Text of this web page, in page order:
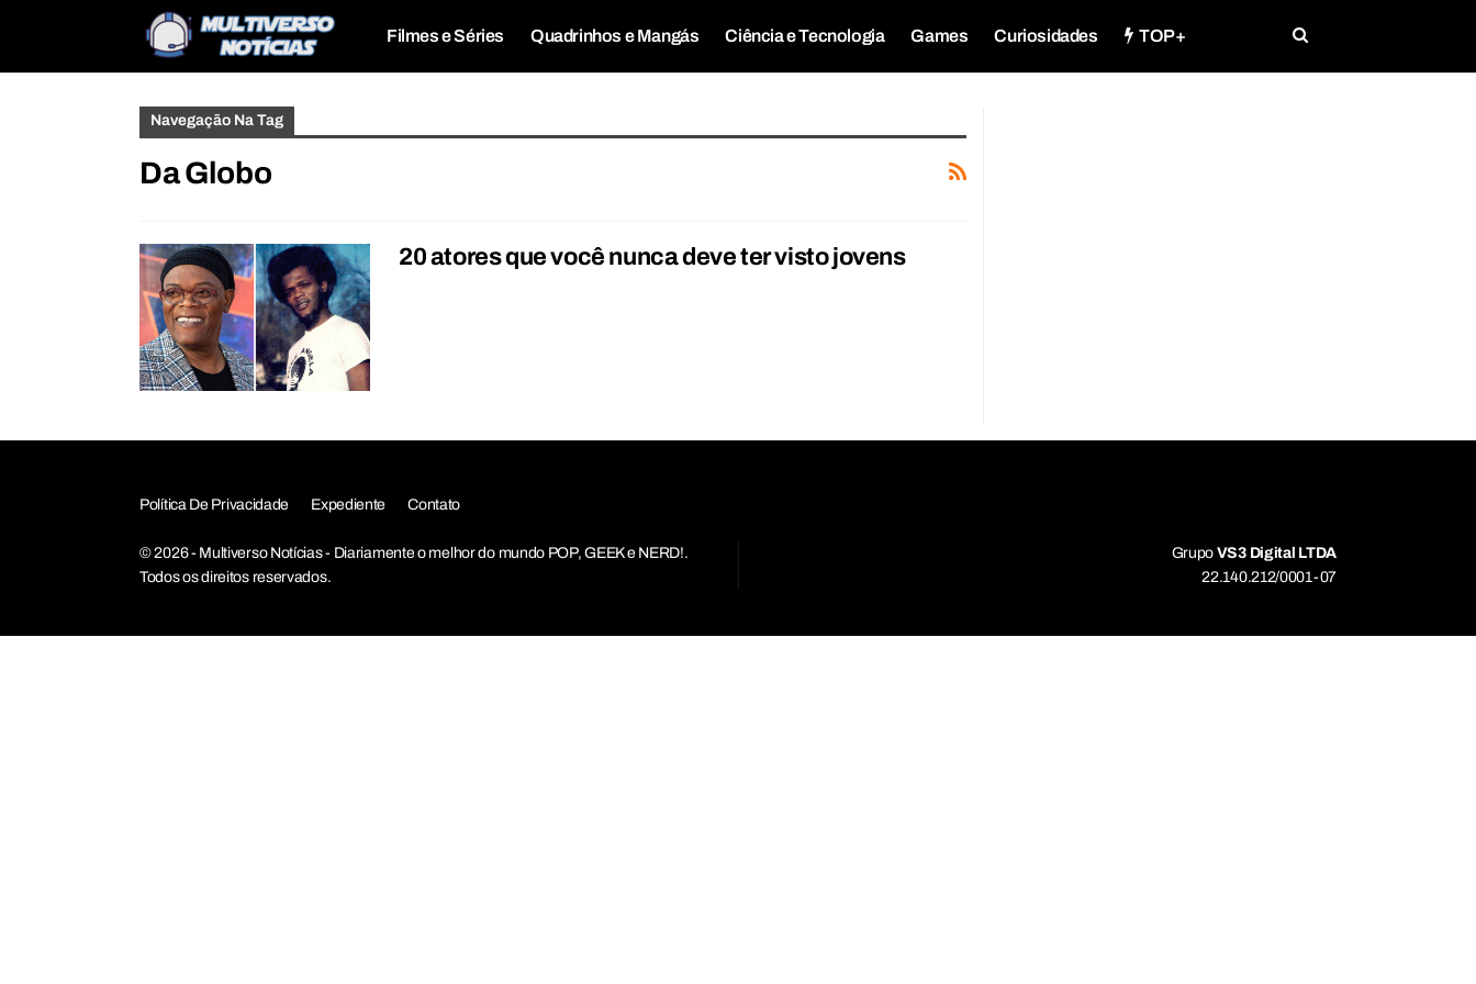
Filmes e Séries Quadrinhos e Mangás Ciência e Tecnologia Games Curiosidades TOP+
Navegação Na Tag
Da Globo
20 atores que você nunca deve ter visto jovens
Política De Privacidade Expediente Contato
© 2026 - Multiverso Notícias - Diariamente o melhor do mundo POP, GEEK e NERD!.
Todos os direitos reservados.
Grupo VS3 Digital LTDA
22.140.212/0001-07